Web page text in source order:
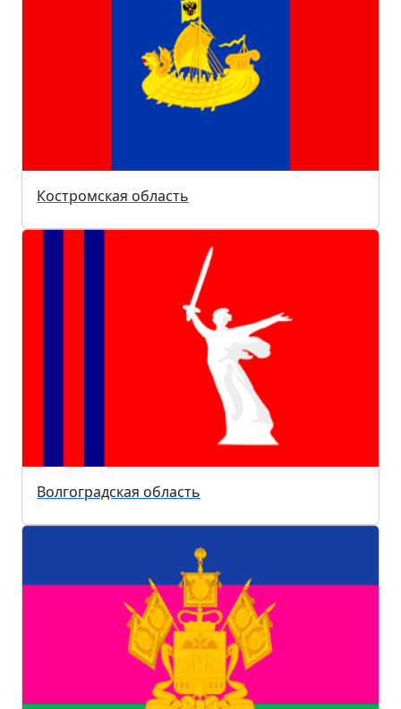
Костромская область
Волгоградская область